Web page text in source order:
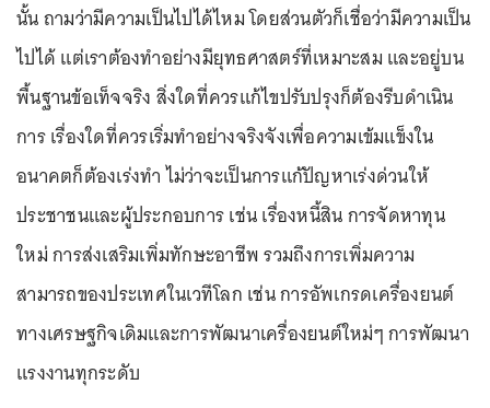
นั้น ถามว่ามีความเป็นไปได้ไหม โดยส่วนตัวก็เชื่อว่ามีความเป็น
ไปได้ แต่เราต้องทำอย่างมียุทธศาสตร์ที่เหมาะสม และอยู่บน
พื้นฐานข้อเท็จจริง สิ่งใดที่ควรแก้ไขปรับปรุงก็ต้องรีบดำเนิน
การ เรื่องใดที่ควรเริ่มทำอย่างจริงจังเพื่อความเข้มแข็งใน
อนาคตก็ต้องเร่งทำ ไม่ว่าจะเป็นการแก้ปัญหาเร่งด่วนให้
ประชาชนและผู้ประกอบการ เช่น เรื่องหนี้สิน การจัดหาทุน
ใหม่ การส่งเสริมเพิ่มทักษะอาชีพ รวมถึงการเพิ่มความ
สามารถของประเทศในเวทีโลก เช่น การอัพเกรดเครื่องยนต์
ทางเศรษฐกิจเดิมและการพัฒนาเครื่องยนต์ใหม่ๆ การพัฒนา
แรงงานทุกระดับ